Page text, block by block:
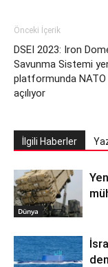
Önceki İçerik
DSEI 2023: Iron
Savunma Sistemi
platformunda NATO
açılıyor
İlgili Haberler
Dünya